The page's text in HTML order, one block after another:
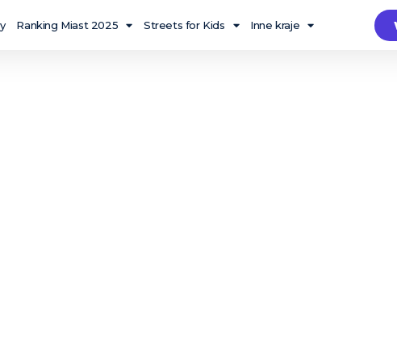
Ranking Miast 2025 Streets for Kids Inne kraje